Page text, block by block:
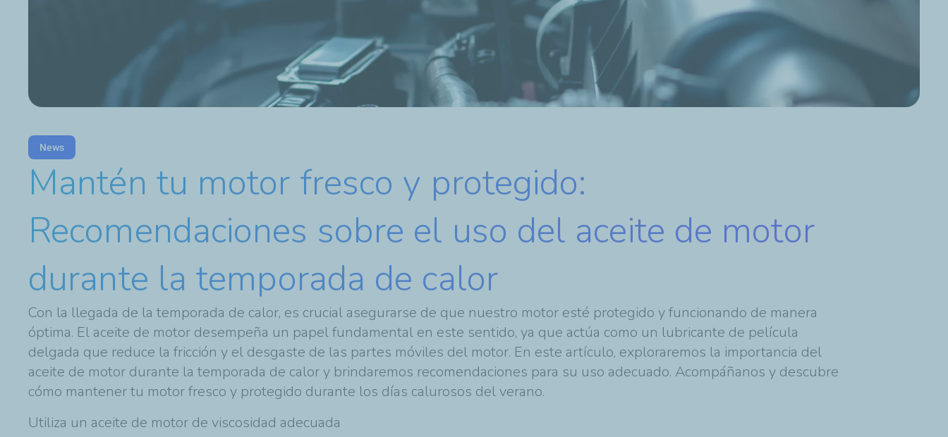
News
Mantén tu motor fresco y protegido:
Recomendaciones sobre el uso del aceite de motor
durante la temporada de calor
Con la llegada de la temporada de calor, es crucial asegurarse de que nuestro motor esté protegido y funcionando de manera
óptima. El aceite de motor desempeña un papel fundamental en este sentido, ya que actúa como un lubricante de película
delgada que reduce la fricción y el desgaste de las partes móviles del motor. En este artículo, exploraremos la importancia del
aceite de motor durante la temporada de calor y brindaremos recomendaciones para su uso adecuado. Acompáñanos y descubre
cómo mantener tu motor fresco y protegido durante los días calurosos del verano.
Utiliza un aceite de motor de viscosidad adecuada